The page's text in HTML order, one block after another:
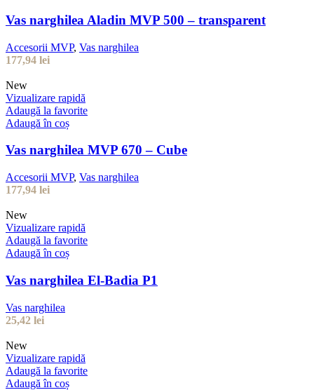
Vas narghilea Aladin MVP 500 – transparent
Accesorii MVP, Vas narghilea
177,94 lei
New
Vizualizare rapidă
Adaugă la favorite
Adaugă în coș
Vas narghilea MVP 670 – Cube
Accesorii MVP, Vas narghilea
177,94 lei
New
Vizualizare rapidă
Adaugă la favorite
Adaugă în coș
Vas narghilea El-Badia P1
Vas narghilea
25,42 lei
New
Vizualizare rapidă
Adaugă la favorite
Adaugă în coș